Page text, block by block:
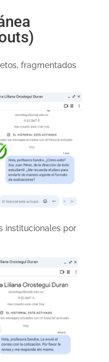
fragmentados
institucionales por